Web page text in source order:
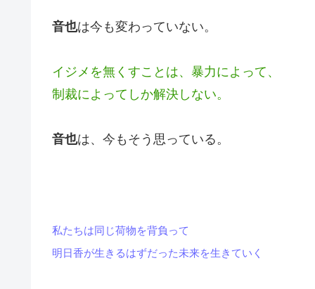
音也は今も変わっていない。
イジメを無くすことは、暴力によって、
制裁によってしか解決しない。
音也は、今もそう思っている。
私たちは同じ荷物を背負って
明日香が生きるはずだった未来を生きていく